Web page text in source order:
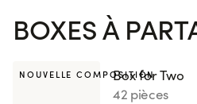
BOXES À
NOUVELLE COMPOSITION
Box for Two
42 pièces